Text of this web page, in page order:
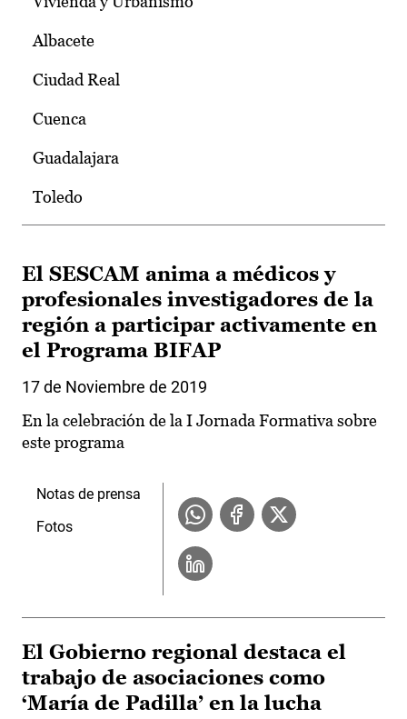
Albacete
Ciudad Real
Cuenca
Guadalajara
Toledo
El SESCAM anima a médicos y
profesionales investigadores de la
región a participar activamente en
el Programa BIFAP
17 de Noviembre de 2019
En la celebración de la I Jornada Formativa sobre
este programa
Notas de prensa
Fotos
El Gobierno regional destaca el
trabajo de asociaciones como
‘María de Padilla’ en la lucha